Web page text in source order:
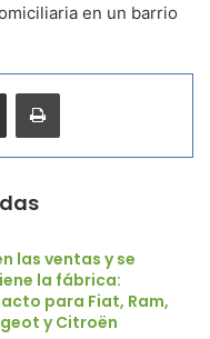
en un barrio
las ventas y se
la fábrica:
para Fiat, Ram,
y Citroën